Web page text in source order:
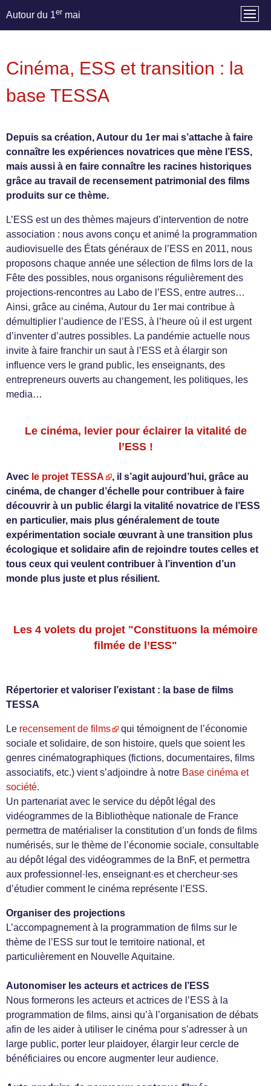
Autour du 1er mai
Cinéma, ESS et transition : la
base TESSA
Depuis sa création, Autour du 1er mai s’attache à faire
connaître les expériences novatrices que mène l’ESS,
mais aussi à en faire connaître les racines historiques
grâce au travail de recensement patrimonial des films
produits sur ce thème.
L’ESS est un des thèmes majeurs d’intervention de notre
association : nous avons conçu et animé la programmation
audiovisuelle des États généraux de l’ESS en 2011, nous
proposons chaque année une sélection de films lors de la
Fête des possibles, nous organisons régulièrement des
projections-rencontres au Labo de l’ESS, entre autres…
Ainsi, grâce au cinéma, Autour du 1er mai contribue à
démultiplier l’audience de l’ESS, à l’heure où il est urgent
d’inventer d’autres possibles. La pandémie actuelle nous
invite à faire franchir un saut à l’ESS et à élargir son
influence vers le grand public, les enseignants, des
entrepreneurs ouverts au changement, les politiques, les
media…
Le cinéma, levier pour éclairer la vitalité de
l’ESS !
Avec le projet TESSA
, il s’agit aujourd’hui, grâce au
cinéma, de changer d’échelle pour contribuer à faire
découvrir à un public élargi la vitalité novatrice de l’ESS
en particulier, mais plus généralement de toute
expérimentation sociale œuvrant à une transition plus
écologique et solidaire afin de rejoindre toutes celles et
tous ceux qui veulent contribuer à l’invention d’un
monde plus juste et plus résilient.
Les 4 volets du projet "Constituons la mémoire
filmée de l’ESS"
Répertorier et valoriser l’existant : la base de films
TESSA
Le recensement de films
qui témoignent de l’économie
sociale et solidaire, de son histoire, quels que soient les
genres cinématographiques (fictions, documentaires, films
associatifs, etc.) vient s’adjoindre à notre Base cinéma et
société.
Un partenariat avec le service du dépôt légal des
vidéogrammes de la Bibliothèque nationale de France
permettra de matérialiser la constitution d’un fonds de films
numérisés, sur le thème de l’économie sociale, consultable
au dépôt légal des vidéogrammes de la BnF, et permettra
aux professionnel·les, enseignant·es et chercheur·ses
d’étudier comment le cinéma représente l’ESS.
Organiser des projections
L’accompagnement à la programmation de films sur le
thème de l’ESS sur tout le territoire national, et
particulièrement en Nouvelle Aquitaine.
Autonomiser les acteurs et actrices de l’ESS
Nous formerons les acteurs et actrices de l’ESS à la
programmation de films, ainsi qu’à l’organisation de débats
afin de les aider à utiliser le cinéma pour s’adresser à un
large public, porter leur plaidoyer, élargir leur cercle de
bénéficiaires ou encore augmenter leur audience.